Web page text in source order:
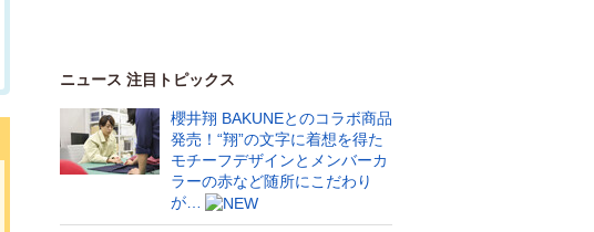
ニュース 注目トピックス
櫻井翔 BAKUNEとのコラボ商品
発売！“翔”の文字に着想を得た
モチーフデザインとメンバーカ
ラーの赤など随所にこだわり
が…